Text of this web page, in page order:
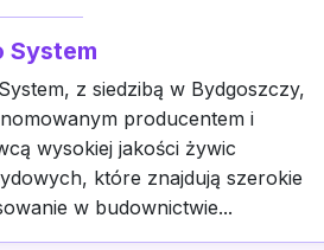
System
z siedzibą w Bydgoszczy,
producentem i
wysokiej jakości żywic
które znajdują szerokie
w budownictwie...